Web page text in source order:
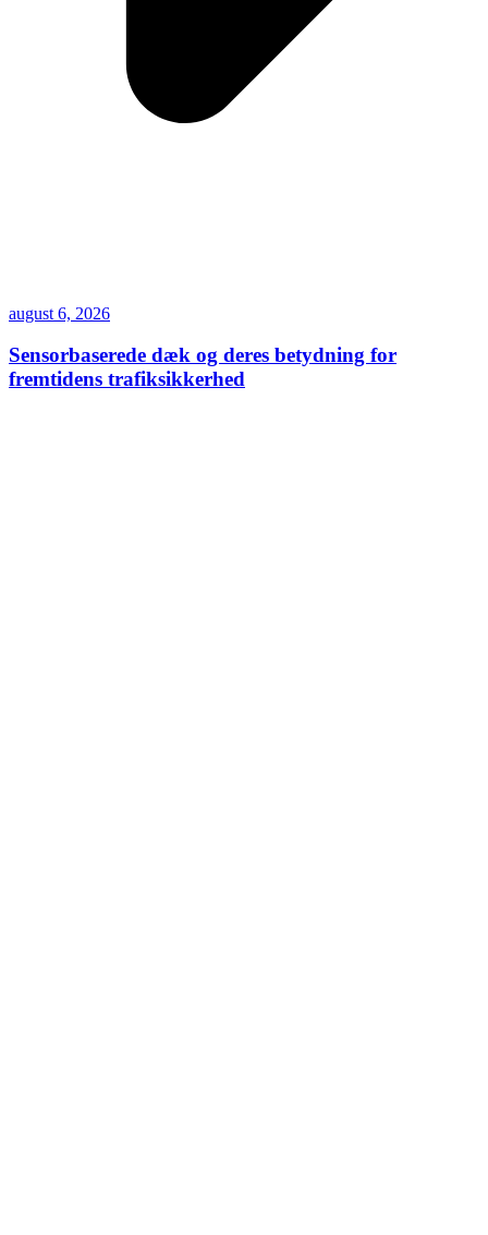
august 6, 2026
Sensorbaserede dæk og deres betydning for
fremtidens trafiksikkerhed